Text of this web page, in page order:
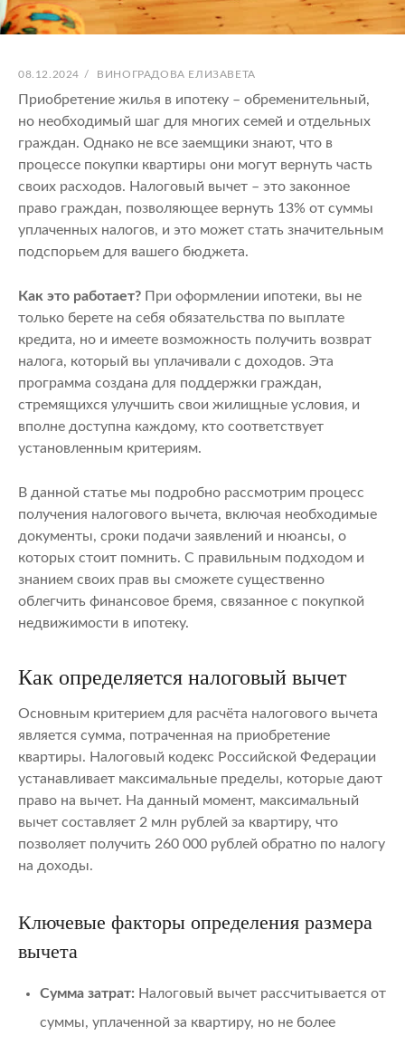
ОПУБЛИКОВАНО
08.12.2024 / АВТОР:
ВИНОГРАДОВА ЕЛИЗАВЕТА
Приобретение жилья в ипотеку – обременительный,
но необходимый шаг для многих семей и отдельных
граждан. Однако не все заемщики знают, что в
процессе покупки квартиры они могут вернуть часть
своих расходов. Налоговый вычет – это законное
право граждан, позволяющее вернуть 13% от суммы
уплаченных налогов, и это может стать значительным
подспорьем для вашего бюджета.
Как это работает? При оформлении ипотеки, вы не
только берете на себя обязательства по выплате
кредита, но и имеете возможность получить возврат
налога, который вы уплачивали с доходов. Эта
программа создана для поддержки граждан,
стремящихся улучшить свои жилищные условия, и
вполне доступна каждому, кто соответствует
установленным критериям.
В данной статье мы подробно рассмотрим процесс
получения налогового вычета, включая необходимые
документы, сроки подачи заявлений и нюансы, о
которых стоит помнить. С правильным подходом и
знанием своих прав вы сможете существенно
облегчить финансовое бремя, связанное с покупкой
недвижимости в ипотеку.
Как определяется налоговый вычет
Основным критерием для расчёта налогового вычета
является сумма, потраченная на приобретение
квартиры. Налоговый кодекс Российской Федерации
устанавливает максимальные пределы, которые дают
право на вычет. На данный момент, максимальный
вычет составляет 2 млн рублей за квартиру, что
позволяет получить 260 000 рублей обратно по налогу
на доходы.
Ключевые факторы определения размера
вычета
Сумма затрат: Налоговый вычет рассчитывается от
суммы, уплаченной за квартиру, но не более